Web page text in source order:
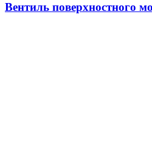
Вентиль поверхностного